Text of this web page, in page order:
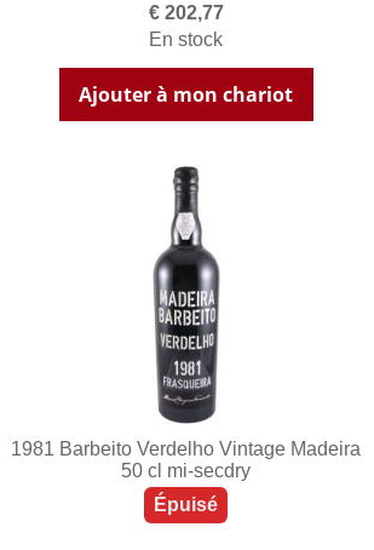
€ 202,77
En stock
Ajouter à mon chariot
1981 Barbeito Verdelho Vintage Madeira
50 cl mi-secdry
Épuisé